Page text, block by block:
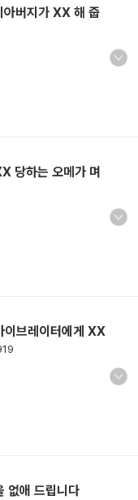
버지가 XX 해 줍
당하는 오메가 며
이브레이터에게 XX
없애 드립니다